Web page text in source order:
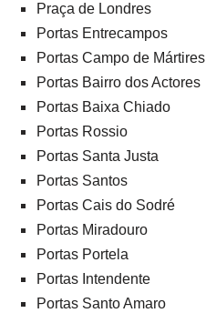
Praça de Londres
Portas Entrecampos
Portas Campo de Mártires
Portas Bairro dos Actores
Portas Baixa Chiado
Portas Rossio
Portas Santa Justa
Portas Santos
Portas Cais do Sodré
Portas Miradouro
Portas Portela
Portas Intendente
Portas Santo Amaro